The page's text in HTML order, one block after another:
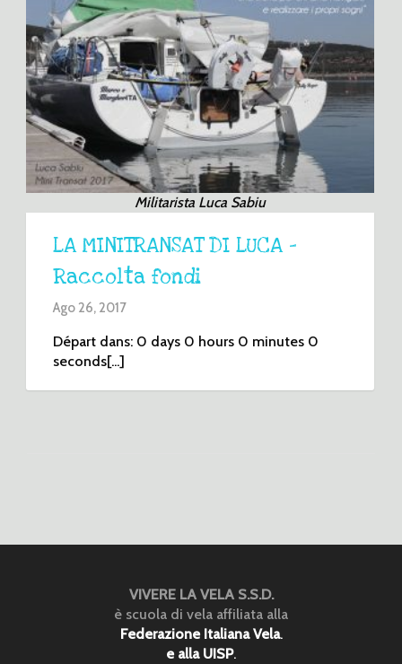
Militarista Luca Sabiu
LA MINITRANSAT DI LUCA –
Raccolta fondi
Ago 26, 2017
Départ dans: 0 days 0 hours 0 minutes 0
seconds[...]
VIVERE LA VELA S.S.D.
è scuola di vela affiliata alla
Federazione Italiana Vela.
e alla UISP.